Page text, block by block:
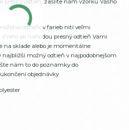
presný odtieň, zašlite nám vzorku Vášho
odtieňov farieb nití veľmi
Preto ak náhodou presný odtieň Vami
na sklade alebo je momentálne
najbližší možný odtieň v najpodobnejšom
nám to do poznámky do
objednávky.